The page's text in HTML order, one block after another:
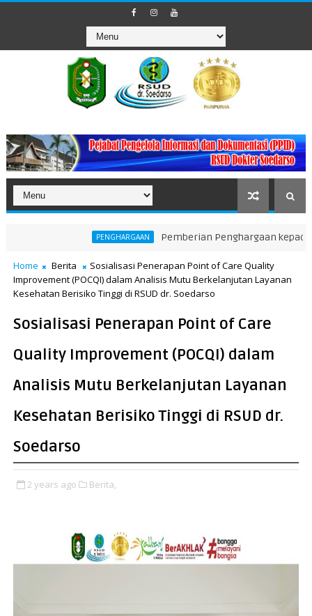
PENGHARGAAN Pemberian Penghargaan kepada Unit
Home Berita
Sosialisasi Penerapan Point of Care Quality
Improvement (POCQI) dalam Analisis Mutu Berkelanjutan Layanan
Kesehatan Berisiko Tinggi di RSUD dr. Soedarso
Sosialisasi Penerapan Point of Care
Quality Improvement (POCQI) dalam
Analisis Mutu Berkelanjutan Layanan
Kesehatan Berisiko Tinggi di RSUD dr.
Soedarso
2 years ago Berita,